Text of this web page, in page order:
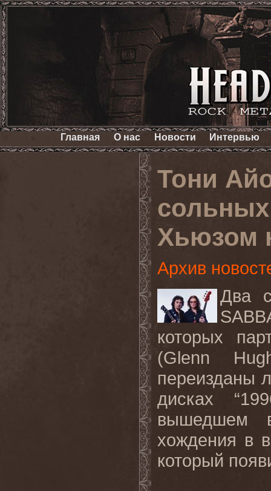
Главная О нас Новости Интервью
Тони
Хьюзом
Архив
Два
которых
(Glenn
переизданы
дисках
вышедшем
хождения в
который